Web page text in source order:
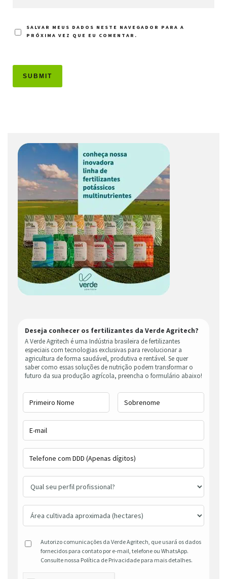
SALVAR MEUS DADOS NESTE NAVEGADOR PARA A
PRÓXIMA VEZ QUE EU COMENTAR.
Deseja conhecer os fertilizantes da Verde Agritech?
A Verde Agritech é uma Indústria brasileira de fertilizantes
especiais com tecnologias exclusivas para revolucionar a
agricultura de forma saudável, produtiva e rentável. Se quer
saber como essas soluções de nutrição podem transformar o
futuro da sua produção agrícola, preencha o formulário abaixo!
Autorizo comunicações da Verde Agritech, que usará os dados
fornecidos para contato por e-mail, telefone ou WhatsApp.
Consulte nossa Política de Privacidade para mais detalhes.